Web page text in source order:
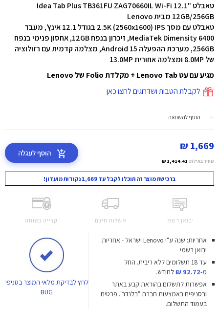
טאבלט "12.1 Idea Tab Plus TB361FU ZAG70660IL Wi-Fi
12GB/256GB מבית Lenovo
טאבלט עם מסך 2.5K (2560x1600) IPS בגודל 12.1 אינץ',
מעבד
MediaTek Dimensity 6400, זיכרון בנפח 12GB, אחסון פנימי בנפח
256GB, מערכת ההפעלה Android 15, מצלמה קדמית עם רזולוציה
של 8.0MP ומצלמה אחורית 13.0MP
מגיע עם עט Lenovo Tab + מקלדת Folio של Lenovo
לקבלת הטבות ושדרוגים לחצו כאן
הוסף להשוואה
1,669 ₪
מחיר באילת: 1,414.41 ₪
הוסף לעגלה
ברכישת מוצר זה תוכלו לקבל עד 1,669 נקודות מועדון!
יבואן רשמי משלוח חינם קנייה בטוחה
אחריות: שנה ע"י Lenovo ישראל - אחריות
יבואן רשמי
עד 18 תשלומים ללא ריבית.
החל
מ-92.72 ₪
לחודש.
אפשרות לתשלום בהוראת קבע באתר
ובסניפים באמצעות חברת "בלנדר". פרטים
בעמוד התשלום.
לחץלבדיקת מלאי המוצר בסניפי
BUG